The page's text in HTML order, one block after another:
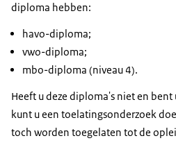
diploma hebben:
havo-diploma;
vwo-diploma;
mbo-diploma (niveau 4).
Heeft u deze diploma's niet en bent
kunt u een toelatingsonderzoek
toch worden toegelaten tot de